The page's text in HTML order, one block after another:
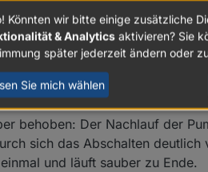
behoben: Der Nachlauf der
sich das Abschalten
und läuft sauber zu Ende.
Könnten wir bitte einige zusätzliche
& Analytics aktivieren? Sie
später jederzeit ändern oder
Sie mich wählen